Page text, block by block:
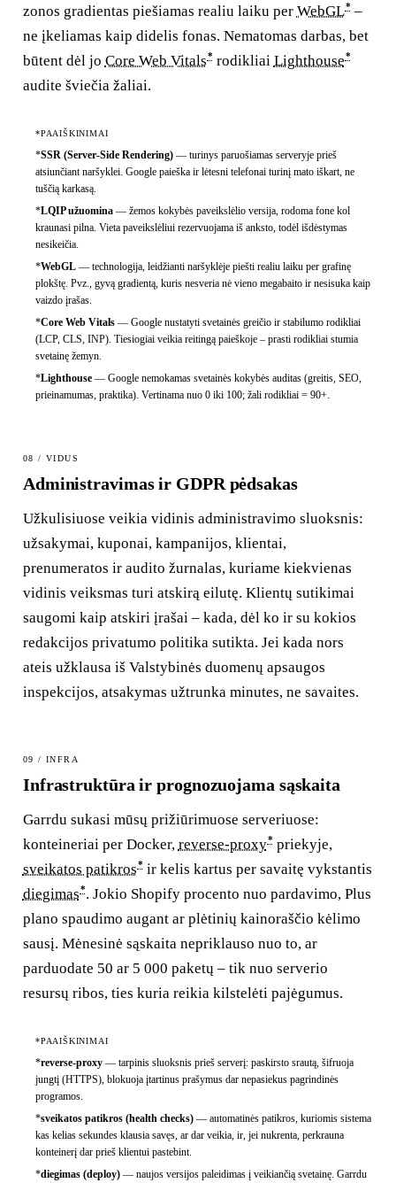
zonos gradientas piešiamas realiu laiku per WebGL* –
ne įkeliamas kaip didelis fonas. Nematomas darbas, bet
būtent dėl jo Core Web Vitals* rodikliai Lighthouse*
audite šviečia žaliai.
*PAAIŠKINIMAI
*SSR (Server-Side Rendering)— turinys paruošiamas serveryje prieš
atsiunčiant naršyklei. Google paieška ir lėtesni telefonai turinį mato iškart, ne
tuščią karkasą.
*LQIP užuomina— žemos kokybės paveikslėlio versija, rodoma fone kol
kraunasi pilna. Vieta paveikslėliui rezervuojama iš anksto, todėl išdėstymas
nesikeičia.
*WebGL— technologija, leidžianti naršyklėje piešti realiu laiku per grafinę
plokštę. Pvz., gyvą gradientą, kuris nesveria nė vieno megabaito ir nesisuka kaip
vaizdo įrašas.
*Core Web Vitals— Google nustatyti svetainės greičio ir stabilumo rodikliai
(LCP, CLS, INP). Tiesiogiai veikia reitingą paieškoje – prasti rodikliai stumia
svetainę žemyn.
*Lighthouse— Google nemokamas svetainės kokybės auditas (greitis, SEO,
prieinamumas, praktika). Vertinama nuo 0 iki 100; žali rodikliai = 90+.
08 / VIDUS
Administravimas ir GDPR pėdsakas
Užkulisiuose veikia vidinis administravimo sluoksnis:
užsakymai, kuponai, kampanijos, klientai,
prenumeratos ir audito žurnalas, kuriame kiekvienas
vidinis veiksmas turi atskirą eilutę. Klientų sutikimai
saugomi kaip atskiri įrašai – kada, dėl ko ir su kokios
redakcijos privatumo politika sutikta. Jei kada nors
ateis užklausa iš Valstybinės duomenų apsaugos
inspekcijos, atsakymas užtrunka minutes, ne savaites.
09 / INFRA
Infrastruktūra ir prognozuojama sąskaita
Garrdu sukasi mūsų prižiūrimuose serveriuose:
konteineriai per Docker, reverse-proxy* priekyje,
sveikatos patikros* ir kelis kartus per savaitę vykstantis
diegimas*. Jokio Shopify procento nuo pardavimo, Plus
plano spaudimo augant ar plėtinių kainoraščio kėlimo
sausį. Mėnesinė sąskaita nepriklauso nuo to, ar
parduodate 50 ar 5 000 paketų – tik nuo serverio
resursų ribos, ties kuria reikia kilstelėti pajėgumus.
*PAAIŠKINIMAI
*reverse-proxy— tarpinis sluoksnis prieš serverį: paskirsto srautą, šifruoja
jungtį (HTTPS), blokuoja įtartinus prašymus dar nepasiekus pagrindinės
programos.
*sveikatos patikros (health checks)— automatinės patikros, kuriomis sistema
kas kelias sekundes klausia savęs, ar dar veikia, ir, jei nukrenta, perkrauna
konteinerį dar prieš klientui pastebint.
*diegimas (deploy)— naujos versijos paleidimas į veikiančią svetainę. Garrdu